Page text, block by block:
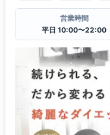
営業時間
平日 10:00〜22:00